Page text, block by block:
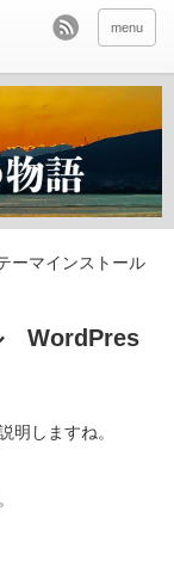
menu
ーマインストール
WordPres
明しますね。